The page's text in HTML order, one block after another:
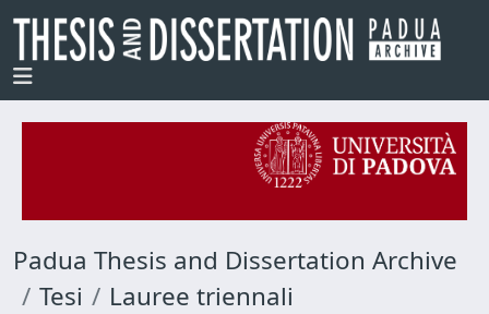
Padua Thesis and Dissertation Archive
Tesi
Lauree triennali